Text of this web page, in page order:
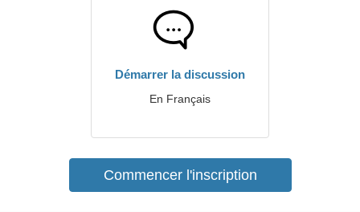
Démarrer la discussion
En Français
Commencer l'inscription